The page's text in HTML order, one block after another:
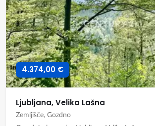
4.374,00 €
Ljubljana, Velika Lašna
Zemljišče, Gozdno